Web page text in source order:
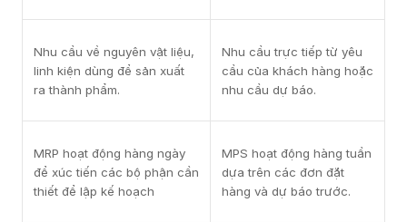
Nhu cầu về nguyên vật liệu,
linh kiện dùng để sản xuất
ra thành phẩm.
Nhu cầu trực tiếp từ yêu
cầu của khách hàng hoặc
nhu cầu dự báo.
MRP hoạt động hàng ngày
để xúc tiến các bộ phận cần
thiết để lập kế hoạch
MPS hoạt động hàng tuần
dựa trên các đơn đặt
hàng và dự báo trước.